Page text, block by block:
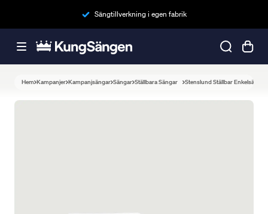
Sängtillverkning i egen fabrik
Hem Kampanjer Kampanjsängar Sängar Ställbara Sängar Stenslund Ställbar Enkelsäng